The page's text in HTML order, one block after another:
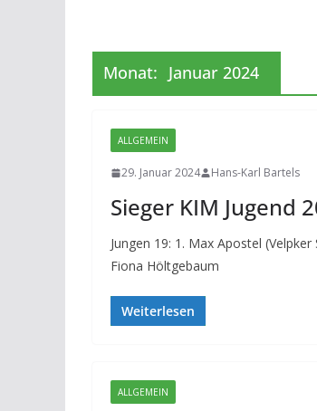
Monat: Januar 2024
ALLGEMEIN
29. Januar 2024 Hans-Karl Bartels
Sieger KIM Jugend
Jungen 19: 1. Max Apostel
Fiona Höltgebaum
Weiterlesen
ALLGEMEIN